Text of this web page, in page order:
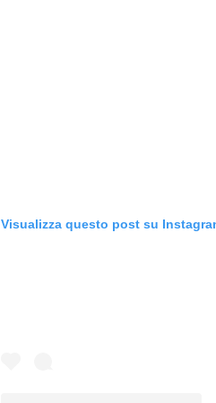
Visualizza questo post su